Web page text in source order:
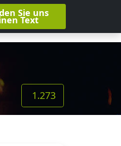
Sie uns
Text
1.273